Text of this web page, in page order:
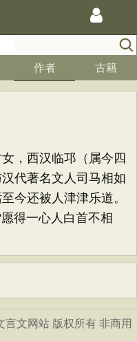
作者 古籍
，西汉临邛（属今四
代著名文人司马相如
今还被人津津乐道。
得一心人白首不相
文网站 版权所有 非商用